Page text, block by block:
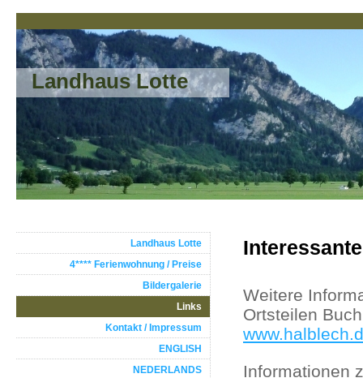
Landhaus Lotte
Weitere
Ortsteilen
Informationen
Landhaus Lotte
4**** Ferienwohnung / Preise
Bildergalerie
Links
Kontakt / Impressum
ENGLISH
NEDERLANDS